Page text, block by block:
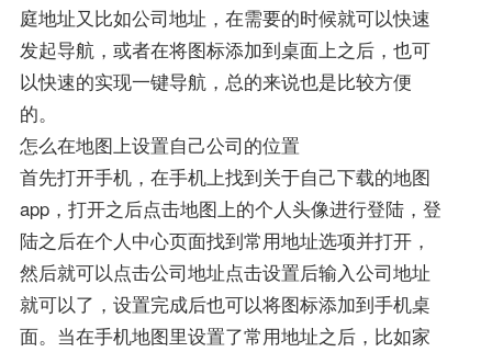
庭地址又比如公司地址，在需要的时候就可以快速
发起导航，或者在将图标添加到桌面上之后，也可
以快速的实现一键导航，总的来说也是比较方便
的。
怎么在地图上设置自己公司的位置
首先打开手机，在手机上找到关于自己下载的地图
app，打开之后点击地图上的个人头像进行登陆，登
陆之后在个人中心页面找到常用地址选项并打开，
然后就可以点击公司地址点击设置后输入公司地址
就可以了，设置完成后也可以将图标添加到手机桌
面。当在手机地图里设置了常用地址之后，比如家